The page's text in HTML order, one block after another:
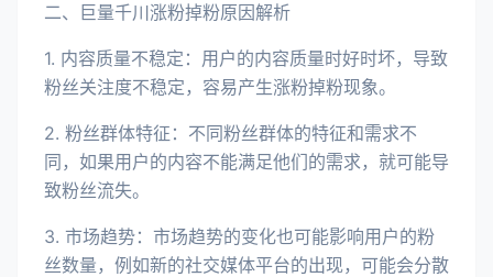
二、巨量千川涨粉掉粉原因解析
1. 内容质量不稳定：用户的内容质量时好时坏，导致
粉丝关注度不稳定，容易产生涨粉掉粉现象。
2. 粉丝群体特征：不同粉丝群体的特征和需求不
同，如果用户的内容不能满足他们的需求，就可能导
致粉丝流失。
3. 市场趋势：市场趋势的变化也可能影响用户的粉
丝数量，例如新的社交媒体平台的出现，可能会分散